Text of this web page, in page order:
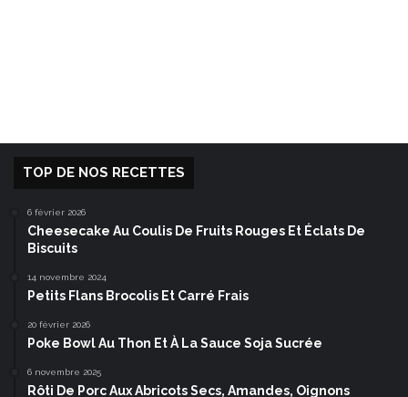
TOP DE NOS RECETTES
6 février 2026
Cheesecake Au Coulis De Fruits Rouges Et Éclats De
Biscuits
14 novembre 2024
Petits Flans Brocolis Et Carré Frais
20 février 2026
Poke Bowl Au Thon Et À La Sauce Soja Sucrée
6 novembre 2025
Rôti De Porc Aux Abricots Secs, Amandes, Oignons